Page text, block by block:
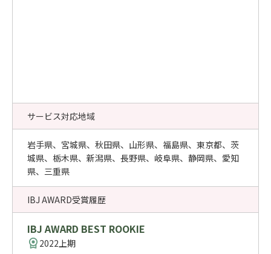
サービス対応地域
岩手県、宮城県、秋田県、山形県、福島県、東京都、茨
城県、栃木県、新潟県、長野県、岐阜県、静岡県、愛知
県、三重県
IBJ AWARD受賞履歴
IBJ AWARD BEST ROOKIE
2022上期